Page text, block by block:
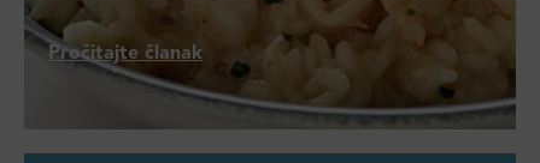
Pročitajte članak